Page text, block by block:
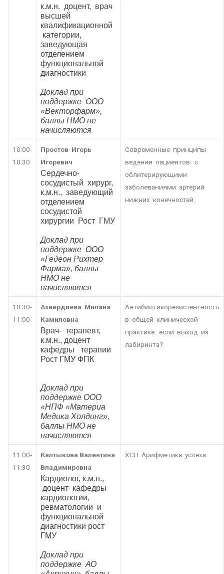
к.м.н. доцент, врач
высшей
квалификационной
категории,
заведующая
отделением
функциональной
диагностики
Доклад при
поддержке ООО
«Векторфарм»,
баллы НМО не
начисляются
10:00-
10:30
Простов Игорь
Игоревич
Сердечно-
сосудистый хирург,
к.м.н., заведующий
отделением
сосудистой
хирургии Рост ГМУ
Доклад при
поддержке ООО
«Гедеон Рихтер
Фарма», баллы
НМО не
начисляются
Современные принципы
ведения пациентов с
облитерирующими
заболеваниями артерий
нижних конечностей.
10:30-
11:00
Ахвердиева Милана
Камиловна
Врач- терапевт,
к.м.н., доцент
кафедры терапии
Рост ГМУ ФПК
Доклад при
поддержке ООО
«НПФ «Материа
Медика Холдинг»,
баллы НМО не
начисляются
Антибиотикорезистентность
в общей клинической
практике: если выход из
лабиринта?
11:00-
11:30
Калтыкова Валентина
Владимировна
Кардиолог, к.м.н.,
доцент кафедры
кардиологии,
ревматологии и
функциональной
диагностики рост
ГМУ
Доклад при
поддержке АО
ХСН. Арифметика успеха.